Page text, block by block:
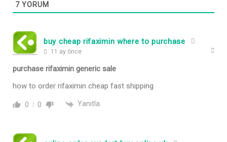
7 YORUM
buy cheap rifaximin where to purchase
11 ay önce
purchase rifaximin generic sale
how to order rifaximin cheap fast shipping
0 0 Yanıtla